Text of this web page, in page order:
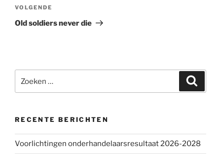
Volgend
bericht
VOLGENDE
Old soldiers never die
naar:
RECENTE BERICHTEN
Voorlichtingen onderhandelaarsresultaat 2026-2028